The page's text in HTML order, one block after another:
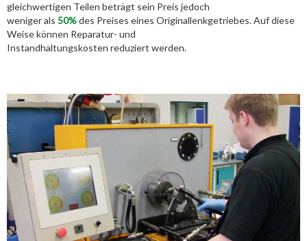
gleichwertigen Teilen beträgt sein Preis jedoch
weniger als 50%des Preises eines Originallenkgetriebes. Auf diese
Weise können Reparatur- und
Instandhaltungskosten reduziert werden.